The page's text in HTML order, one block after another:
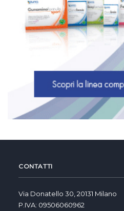
CONTATTI
Via Donatello 30, 20131 Milano
P.IVA: 09506060962